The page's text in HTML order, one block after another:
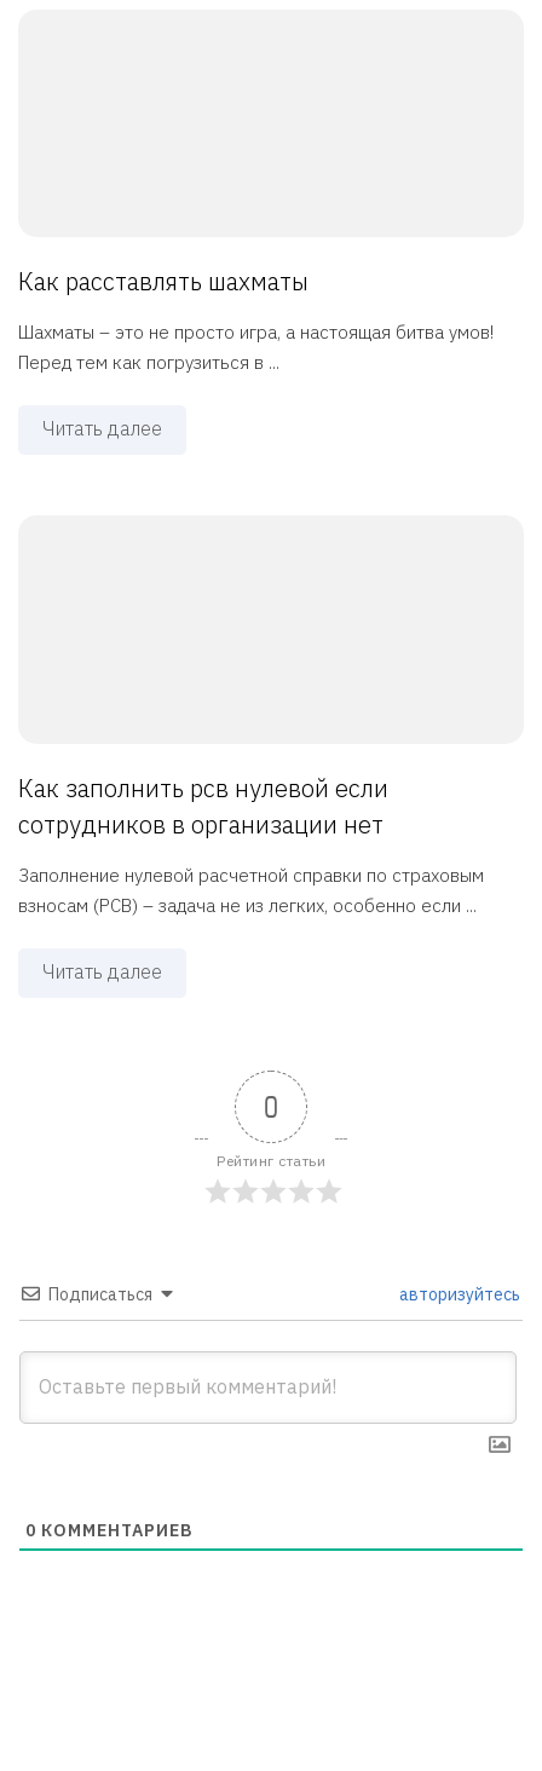
Как расставлять шахматы
Шахматы – это не просто игра, а настоящая битва умов!
Перед тем как погрузиться в ...
Читать далее
Как заполнить рсв нулевой если
сотрудников в организации нет
Заполнение нулевой расчетной справки по страховым
взносам (РСВ) – задача не из легких, особенно если ...
Читать далее
0
Рейтинг статьи
Подписаться авторизуйтесь
0 КОММЕНТАРИЕВ